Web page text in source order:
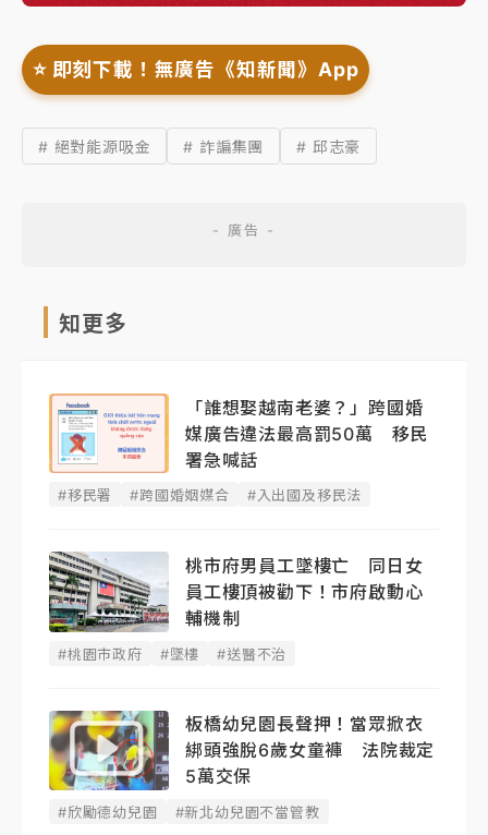
⭐️ 即刻下載！無廣告《知新聞》App
# 絕對能源吸金 # 詐諞集團 # 邱志豪
知更多
「誰想娶越南老婆？」跨國婚
媒廣告違法最高罰50萬 移民
署急喊話
#移民署 #跨國婚姻媒合 #入出國及移民法
桃市府男員工墜樓亡 同日女
員工樓頂被勸下！市府啟動心
輔機制
#桃園市政府 #墜樓 #送醫不治
板橋幼兒園長聲押！當眾掀衣
綁頭強脫6歲女童褲 法院裁定
5萬交保
#欣勵德幼兒園 #新北幼兒園不當管教